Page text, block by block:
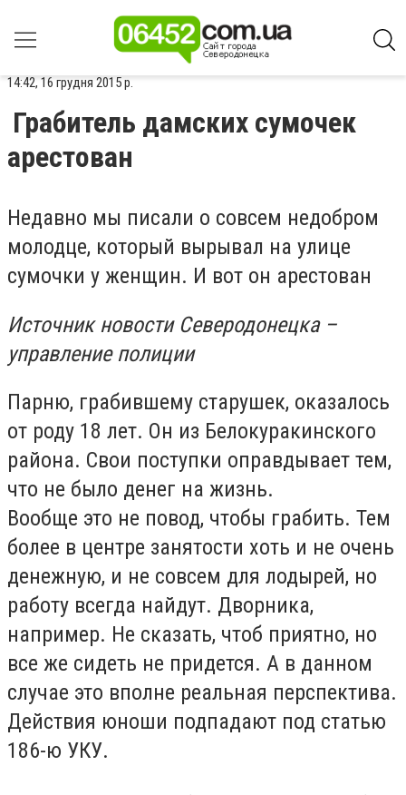
14:42, 16 грудня 2015 р.
Грабитель дамских сумочек
арестован
Недавно мы писали о совсем недобром
молодце, который вырывал на улице
сумочки у женщин. И вот он арестован
Источник новости Северодонецка –
управление полиции
Парню, грабившему старушек, оказалось
от роду 18 лет. Он из Белокуракинского
района. Свои поступки оправдывает тем,
что не было денег на жизнь.
Вообще это не повод, чтобы грабить. Тем
более в центре занятости хоть и не очень
денежную, и не совсем для лодырей, но
работу всегда найдут. Дворника,
например. Не сказать, чтоб приятно, но
все же сидеть не придется. А в данном
случае это вполне реальная перспектива.
Действия юноши подпадают под статью
186-ю УКУ.